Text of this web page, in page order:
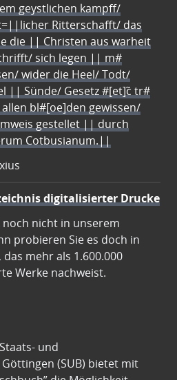
geystlichen kampff/
Ritterschafft/ das
die || Christen aus warheit
sich legen || m#
wider die Heel/ Todt/
|| Sünde/ Gesetz #[et]c̃ tr#
bl#[oe]den gewissen/
gestellet || durch
Cotbusianum.||
digitalisierter Drucke
nicht in unserem
probieren Sie es doch in
mehr als 1.600.000
Werke nachweist.
und
(SUB) bietet mit